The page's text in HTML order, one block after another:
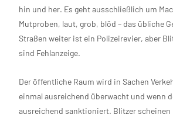
hin und her. Es geht ausschließlich um
Mutproben, laut, grob, blöd – das übliche
Straßen weiter ist ein Polizeirevier, aber
sind Fehlanzeige.
Der öffentliche Raum wird in Sachen
einmal ausreichend überwacht und wenn
ausreichend sanktioniert. Blitzer scheinen